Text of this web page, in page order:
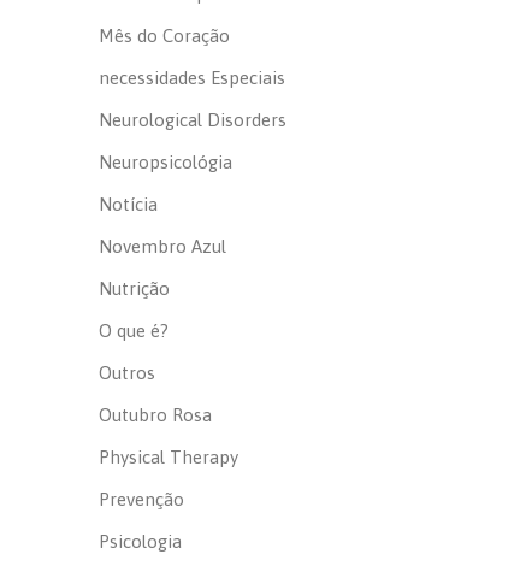
Mês do Coração
necessidades Especiais
Neurological Disorders
Neuropsicológia
Notícia
Novembro Azul
Nutrição
O que é?
Outros
Outubro Rosa
Physical Therapy
Prevenção
Psicologia